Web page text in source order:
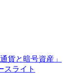
貨と暗号資産」
スライト